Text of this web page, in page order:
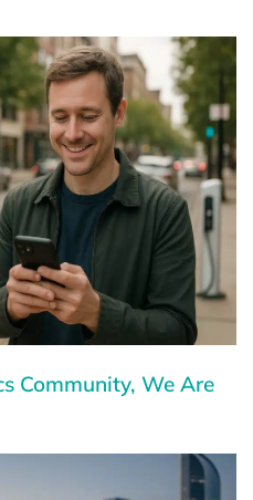
Community, We Are